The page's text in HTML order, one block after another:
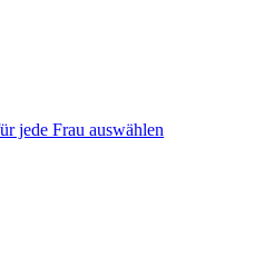
jede Frau auswählen